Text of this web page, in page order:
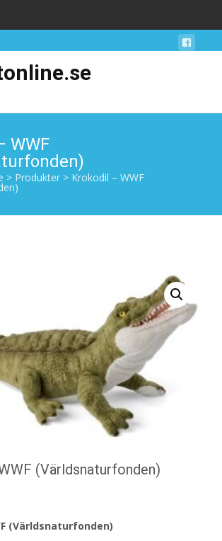
WWF
> Produkter > Krokodil – WWF
(Världsnaturfonden)
(Världsnaturfonden)